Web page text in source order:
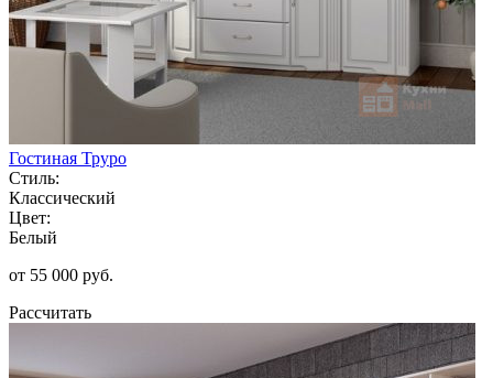
Гостиная Труро
Стиль:
Классический
Цвет:
Белый
от 55 000 руб.
Рассчитать